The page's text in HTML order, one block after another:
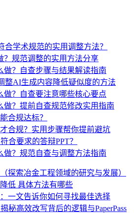
合学术规范的实用调整方法？
？规范调整的实用方法分享
做？自查步骤与结果解读指南
整AI生成内容降低疑似度的方法
做？自查要注意哪些核心要点
做？提前自查规范修改实用指南
合规达标？
合规？实用步骤帮你提前避坑
合要求的答辩PPT？
做？规范自查与调整方法指南
探索冶金工程领域的研究与发展）
低 具体方法有哪些
一文告诉你如何寻找最佳选择
秘高效改写背后的逻辑与PaperPass